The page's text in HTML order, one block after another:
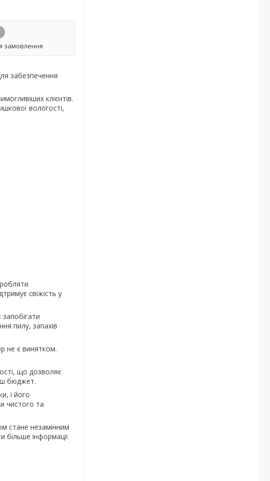
замовлення
забезпечення
клієнтів.
вологості,
свіжість у
пилу, запахів
не є винятком.
що дозволяє
бюджет.
і його
чистого та
стане незамінним
більше інформації